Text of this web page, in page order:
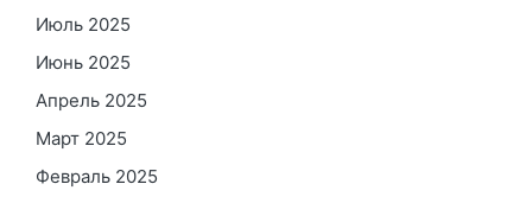
Июль 2025
Июнь 2025
Апрель 2025
Март 2025
Февраль 2025